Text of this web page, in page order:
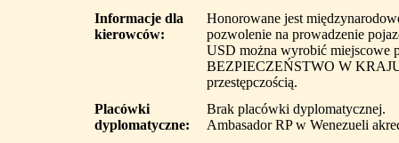
Informacje dla
kierowców:
Honorowane jest
pozwolenie na prowadzenie
USD można wyrobić miejscowe
BEZPIECZEŃSTWO W
przestępczością.
Placówki
dyplomatyczne:
Brak placówki dyplomatycznej.
Ambasador RP w Wenezueli